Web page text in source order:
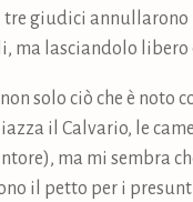
tre giudici annullarono
ma lasciandolo
solo ciò che è noto
il Calvario, le
ma mi sembra
il petto per i